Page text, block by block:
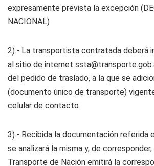
expresamente prevista la excepción
NACIONAL)
2).- La transportista contratada deberá
al sitio de internet
del pedido de traslado, a la que se
(documento único de transporte)
celular de contacto.
3).- Recibida la documentación referida
se analizará la misma y, de
Transporte de Nación emitirá la